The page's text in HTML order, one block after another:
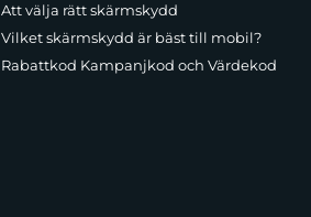
Att välja rätt skärmskydd
Vilket skärmskydd är bäst till mobil?
Rabattkod Kampanjkod och Värdekod